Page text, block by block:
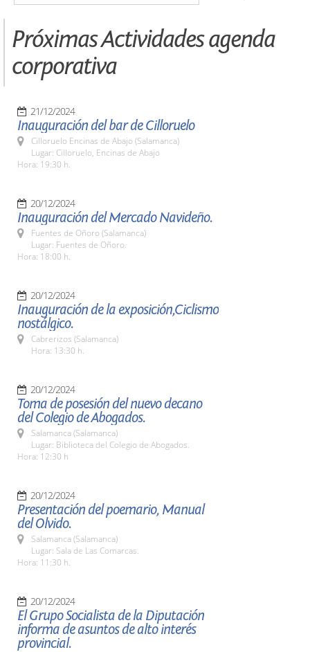
Próximas Actividades agenda
corporativa
21/12/2024
Inauguración del bar de Cilloruelo
Cilloruelo Encinas de Abajo (Salamanca)
Lugar: Cilloruelo, Encinas de Abajo
Hora: 19:30 h.
20/12/2024
Inauguración del Mercado Navideño.
Fuentes de Oñoro (Salamanca)
Lugar: Fuentes de Oñoro.
Hora: 18:00 h.
20/12/2024
Inauguración de la exposición,Ciclismo
nostálgico.
Cabrerizos (Salamanca)
Hora: 13:30 h.
20/12/2024
Toma de posesión del nuevo decano
del Colegio de Abogados.
Salamanca (Salamanca)
Lugar: Biblioteca del Colegio de Abogados.
Hora: 12:30 h
20/12/2024
Presentación del poemario, Manual
del Olvido.
Salamanca (Salamanca)
Lugar: Sala de Las Comarcas.
Hora: 11:30 h.
20/12/2024
El Grupo Socialista de la Diputación
informa de asuntos de alto interés
provincial.